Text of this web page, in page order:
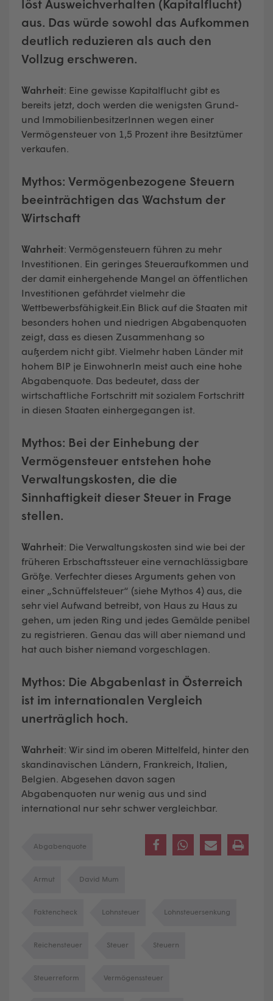
löst Ausweichverhalten (Kapitalflucht)
aus. Das würde sowohl das Aufkommen
deutlich reduzieren als auch den
Vollzug erschweren.
Wahrheit: Eine gewisse Kapitalflucht gibt es
bereits jetzt, doch werden die wenigsten Grund-
und ImmobilienbesitzerInnen wegen einer
Vermögensteuer von 1,5 Prozent ihre Besitztümer
verkaufen.
Mythos: Vermögenbezogene Steuern
beeinträchtigen das Wachstum der
Wirtschaft
Wahrheit: Vermögensteuern führen zu mehr
Investitionen. Ein geringes Steueraufkommen und
der damit einhergehende Mangel an öffentlichen
Investitionen gefährdet vielmehr die
Wettbewerbsfähigkeit.Ein Blick auf die Staaten mit
besonders hohen und niedrigen Abgabenquoten
zeigt, dass es diesen Zusammenhang so
außerdem nicht gibt. Vielmehr haben Länder mit
hohem BIP je EinwohnerIn meist auch eine hohe
Abgabenquote. Das bedeutet, dass der
wirtschaftliche Fortschritt mit sozialem Fortschritt
in diesen Staaten einhergegangen ist.
Mythos: Bei der Einhebung der
Vermögensteuer entstehen hohe
Verwaltungskosten, die die
Sinnhaftigkeit dieser Steuer in Frage
stellen.
Wahrheit: Die Verwaltungskosten sind wie bei der
früheren Erbschaftssteuer eine vernachlässigbare
Größe. Verfechter dieses Arguments gehen von
einer „Schnüffelsteuer“ (siehe Mythos 4) aus, die
sehr viel Aufwand betreibt, von Haus zu Haus zu
gehen, um jeden Ring und jedes Gemälde penibel
zu registrieren. Genau das will aber niemand und
hat auch bisher niemand vorgeschlagen.
Mythos: Die Abgabenlast in Österreich
ist im internationalen Vergleich
unerträglich hoch.
Wahrheit: Wir sind im oberen Mittelfeld, hinter den
skandinavischen Ländern, Frankreich, Italien,
Belgien. Abgesehen davon sagen
Abgabenquoten nur wenig aus und sind
international nur sehr schwer vergleichbar.
Abgabenquote
Armut David Mum
Faktencheck Lohnsteuer Lohnsteuersenkung
Reichensteuer Steuer Steuern
Steuerreform Vermögenssteuer